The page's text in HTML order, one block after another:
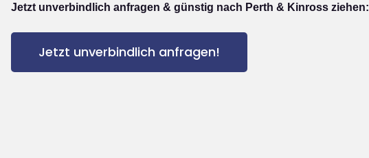
Jetzt unverbindlich anfragen & günstig nach Perth & Kinross ziehen:
Jetzt unverbindlich anfragen!